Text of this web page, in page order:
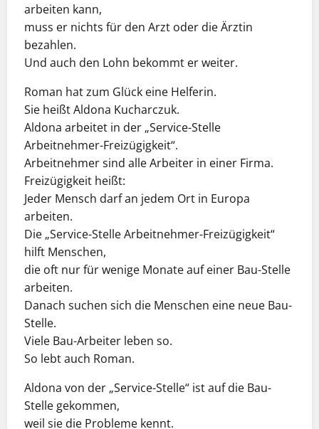
arbeiten kann,
muss er nichts für den Arzt oder die Ärztin
bezahlen.
Und auch den Lohn bekommt er weiter.
Roman hat zum Glück eine Helferin.
Sie heißt Aldona Kucharczuk.
Aldona arbeitet in der „Service-Stelle
Arbeitnehmer-Freizügigkeit“.
Arbeitnehmer sind alle Arbeiter in einer Firma.
Freizügigkeit heißt:
Jeder Mensch darf an jedem Ort in Europa
arbeiten.
Die „Service-Stelle Arbeitnehmer-Freizügigkeit“
hilft Menschen,
die oft nur für wenige Monate auf einer Bau-Stelle
arbeiten.
Danach suchen sich die Menschen eine neue Bau-
Stelle.
Viele Bau-Arbeiter leben so.
So lebt auch Roman.
Aldona von der „Service-Stelle“ ist auf die Bau-
Stelle gekommen,
weil sie die Probleme kennt.